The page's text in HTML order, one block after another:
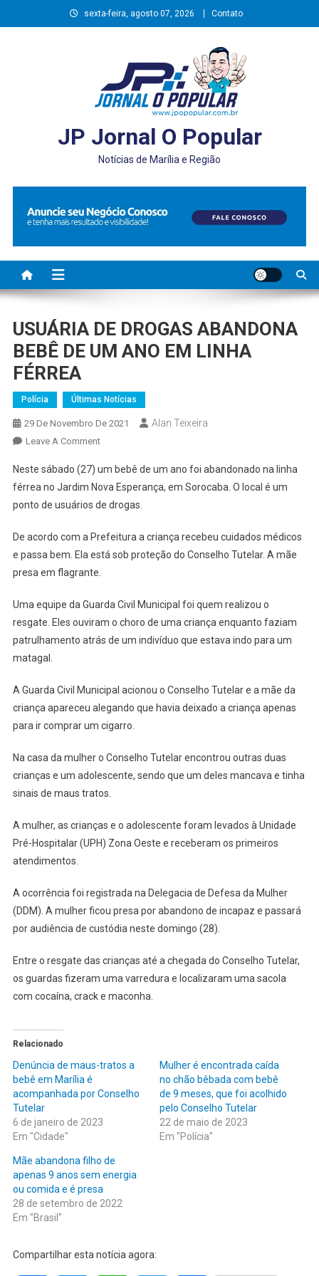
to
sexta-feira, agosto 07, 2026 Contato
JP Jornal O Popular
Notícias de Marília e Região
USUÁRIA DE DROGAS ABANDONA
BEBÊ DE UM ANO EM LINHA
FÉRREA
Polícia Últimas Notícias
29 De Novembro De 2021 Alan Teixeira
Leave A CommentOn
DE
DROGAS
ABANDONA
DE
UM
LINHA
FÉRREA
Neste sábado (27) um bebê de um ano foi abandonado na linha
férrea no Jardim Nova Esperança, em Sorocaba. O local é um
ponto de usuários de drogas.
De acordo com a Prefeitura a criança recebeu cuidados médicos
e passa bem. Ela está sob proteção do Conselho Tutelar. A mãe
presa em flagrante.
Uma equipe da Guarda Civil Municipal foi quem realizou o
resgate. Eles ouviram o choro de uma criança enquanto faziam
patrulhamento atrás de um indivíduo que estava indo para um
matagal.
A Guarda Civil Municipal acionou o Conselho Tutelar e a mãe da
criança apareceu alegando que havia deixado a criança apenas
para ir comprar um cigarro.
Na casa da mulher o Conselho Tutelar encontrou outras duas
crianças e um adolescente, sendo que um deles mancava e tinha
sinais de maus tratos.
A mulher, as crianças e o adolescente foram levados à Unidade
Pré-Hospitalar (UPH) Zona Oeste e receberam os primeiros
atendimentos.
A ocorrência foi registrada na Delegacia de Defesa da Mulher
(DDM). A mulher ficou presa por abandono de incapaz e passará
por audiência de custódia neste domingo (28).
Entre o resgate das crianças até a chegada do Conselho Tutelar,
os guardas fizeram uma varredura e localizaram uma sacola
com cocaína, crack e maconha.
Relacionado
Denúncia de maus-tratos a
bebê em Marília é
acompanhada por Conselho
Tutelar
6 de janeiro de 2023
Em "Cidade"
Mulher é encontrada caída
no chão bêbada com bebê
de 9 meses, que foi acolhido
pelo Conselho Tutelar
22 de maio de 2023
Em "Polícia"
Mãe abandona filho de
apenas 9 anos sem energia
ou comida e é presa
28 de setembro de 2022
Em "Brasil"
Compartilhar esta notícia agora: